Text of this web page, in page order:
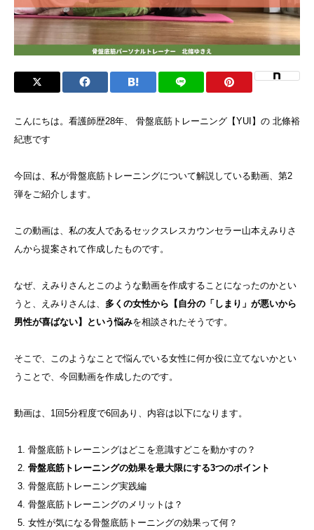
こんにちは。看護師歴28年、 骨盤底筋トレーニング【YUI】の 北條裕
紀恵です
今回は、私が骨盤底筋トレーニングについて解説している動画、第2
弾をご紹介します。
この動画は、私の友人であるセックスレスカウンセラー山本えみりさ
んから提案されて作成したものです。
なぜ、えみりさんとこのような動画を作成することになったのかとい
うと、えみりさんは、 多くの女性から【自分の「しまり」が悪いから
男性が喜ばない】という悩みを相談されたそうです。
そこで、このようなことで悩んでいる女性に何か役に立てないかとい
うことで、今回動画を作成したのです。
動画は、1回5分程度で6回あり、内容は以下になります。
骨盤底筋トレーニングはどこを意識すどこを動かすの？
骨盤底筋トレーニングの効果を最大限にする3つのポイント
骨盤底筋トレーニング実践編
骨盤底筋トレーニングのメリットは？
女性が気になる骨盤底筋トーニングの効果って何？